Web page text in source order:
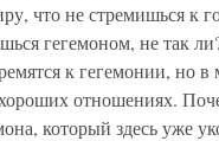
что не стремишься к
гегемоном, не так
к гегемонии, но в
отношениях.
который здесь уже